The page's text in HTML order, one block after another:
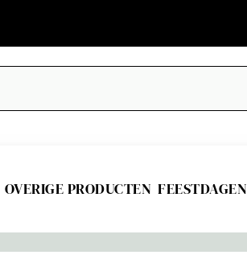
OVERIGE PRODUCTEN FEESTDAGEN